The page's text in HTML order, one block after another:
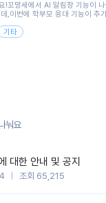
제가 신입 때 이게 있었더라면
요지금은 그래도 아이들이 잘
서 항상다른 선생님들께 도움을
도움이 되는 거 같아요!
!꼬망세에서 AI 알림장 기능이
,이번에 학부모 응대 기능이 추
더 많은 부담을 느끼고 있습니다
학부모님께 전달드렸던 내용을
는데,꼬망봇 덕분에 고민하는 시
수 있었습니다.이 부분은 꼬망봇
모님께 전화를 드리기 전에, 내
사가 되어 대화를 나눌 수 있었습
해 주셔서 감사합니다.
기타
눠요
대한 안내 및 공지
조회 65,215